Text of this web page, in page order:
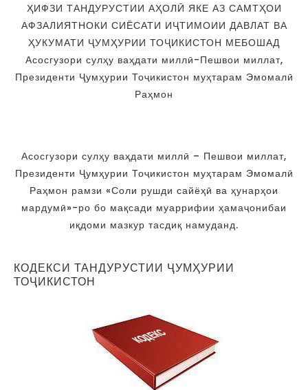
ҲИФЗИ ТАНДУРУСТИИ АҲОЛӢ ЯКЕ АЗ САМТҲОИ
АФЗАЛИЯТНОКИ СИЁСАТИ ИҶТИМОИИ ДАВЛАТ ВА
ҲУКУМАТИ ҶУМҲУРИИ ТОҶИКИСТОН МЕБОШАД
Асосгузори сулҳу ваҳдати миллӣ-Пешвои миллат,
Президенти Ҷумҳурии Тоҷикистон муҳтарам Эмомалӣ
Раҳмон
Асосгузори сулҳу ваҳдати миллӣ – Пешвои миллат,
Президенти Ҷумҳурии Тоҷикистон муҳтарам Эмомалӣ
Раҳмон рамзи «Соли рушди сайёҳӣ ва ҳунарҳои
мардумӣ»-ро бо мақсади муаррифии ҳамаҷонибаи
иқдоми мазкур тасдиқ намуданд.
КОДЕКСИ ТАНДУРУСТИИ ҶУМҲУРИИ
ТОҶИКИСТОН